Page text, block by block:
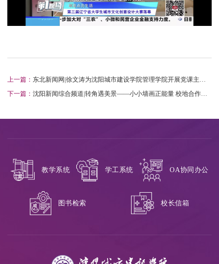
上一篇： 东北新闻网|徐文涛为沈阳城市建设学院管理学院开展党课主题
教育讲座
下一篇： 沈阳新闻综合频道|转角遇美景——小小墙画正能量 校地合作迎
教学系统 学工系统 OA协同办公
图书检索 校长信箱